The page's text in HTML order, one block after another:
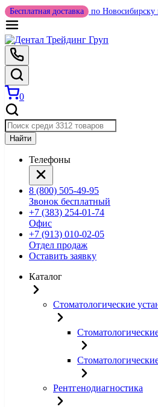
Бесплатная доставка по Новосибирску
0
Найти
Телефоны
8 (800) 505-49-95
Звонок бесплатный
+7 (383) 254-01-74
Офис
+7 (913) 010-02-05
Отдел продаж
Оставить заявку
Каталог
Стоматологические
Рентгенодиагностика